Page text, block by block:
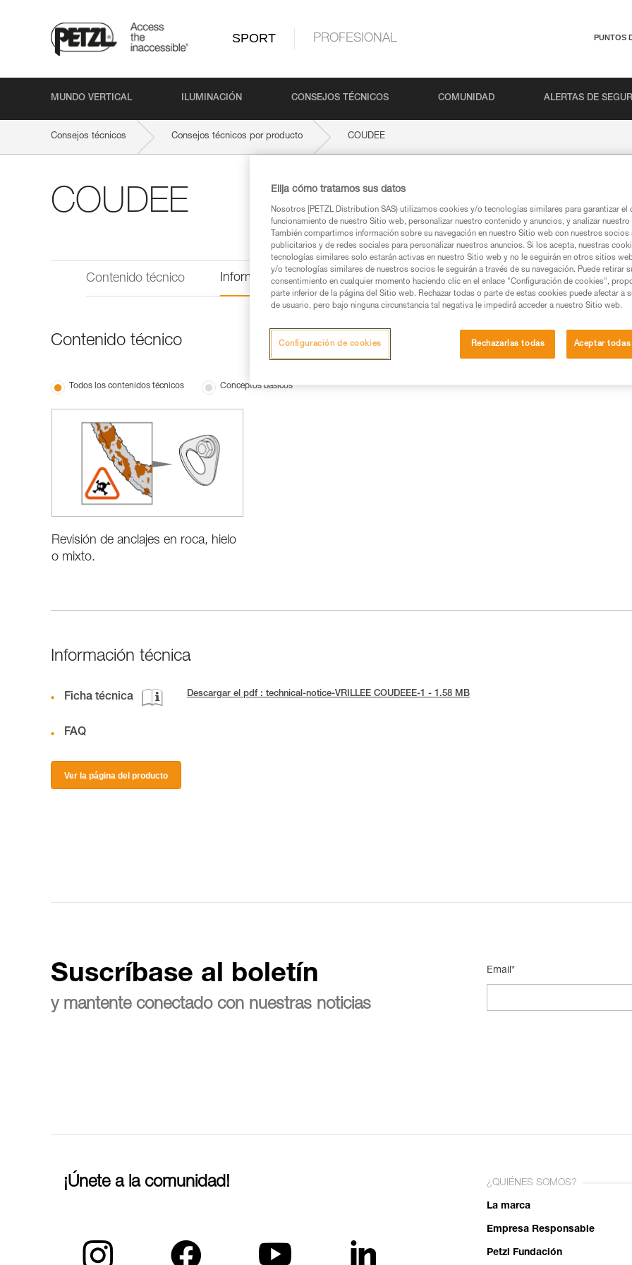
SPORT PROFESIONAL PUNTOS
MUNDO VERTICAL ILUMINACIÓN CONSEJOS TÉCNICOS COMUNIDAD ALERTAS DE
Consejos técnicos Consejos técnicos por producto COUDEE
COUDEE
Contenido técnico Información técnica
Contenido técnico
Todos los contenidos técnicos Conceptos básicos
Revisión de anclajes en roca, hielo
o mixto.
Información técnica
Ficha técnica Descargar el pdf : technical-notice-VRILLEE COUDEEE-1 - 1.58 MB
FAQ
Ver la página del producto
Suscríbase al boletín
y mantente conectado con nuestras noticias
Email*
¡Únete a la comunidad! ¿QUIÉNES SOMOS?
La marca
Empresa Responsable
Petzl Fundación
Elija cómo tratamos sus datos
Nosotros [PETZL Distribution SAS) utilizamos cookies y/o tecnologías similares para garantizar el
funcionamiento de nuestro Sitio web, personalizar nuestro contenido y anuncios, y analizar
También compartimos información sobre su navegación en nuestro Sitio web con nuestros socios
publicitarios y de redes sociales para personalizar nuestros anuncios. Si los acepta, nuestras
tecnologías similares solo estarán activas en nuestro Sitio web y no le seguirán en otros sitios
y/o tecnologías similares de nuestros socios le seguirán a través de su navegación. Puede retirar
consentimiento en cualquier momento haciendo clic en el enlace "Configuración de cookies",
parte inferior de la página del Sitio web. Rechazar todas o parte de estas cookies puede afectar a
de usuario, pero bajo ninguna circunstancia tal negativa le impedirá acceder a nuestro Sitio web.
Rechazarlas todas Aceptar
Configuración de cookies